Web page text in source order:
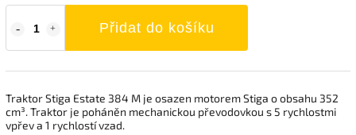
Přidat do košíku
Traktor Stiga Estate 384 M je osazen motorem Stiga o obsahu 352
cm³. Traktor je poháněn mechanickou převodovkou s 5 rychlostmi
vpřev a 1 rychlostí vzad.